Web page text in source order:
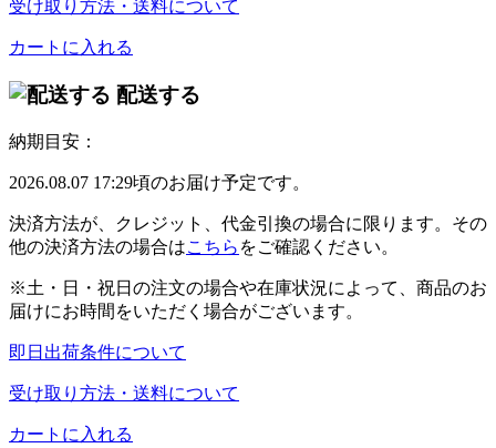
受け取り方法・送料について
カートに入れる
配送する
納期目安：
2026.08.07 17:29頃のお届け予定です。
決済方法が、クレジット、代金引換の場合に限ります。その
他の決済方法の場合はこちら をご確認ください。
※土・日・祝日の注文の場合や在庫状況によって、商品のお
届けにお時間をいただく場合がございます。
即日出荷条件について
受け取り方法・送料について
カートに入れる